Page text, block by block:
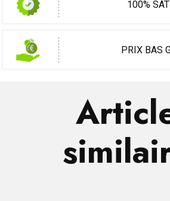
100%
PRIX BAS